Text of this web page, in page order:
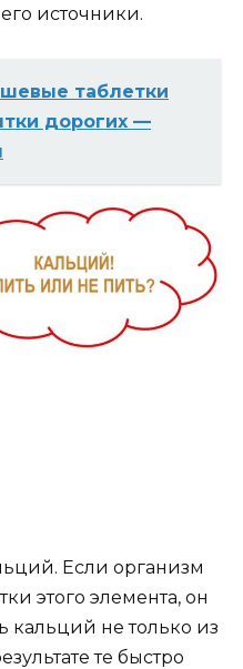
источники.
таблетки
дорогих —
Если организм
этого элемента, он
кальций не только из
те быстро